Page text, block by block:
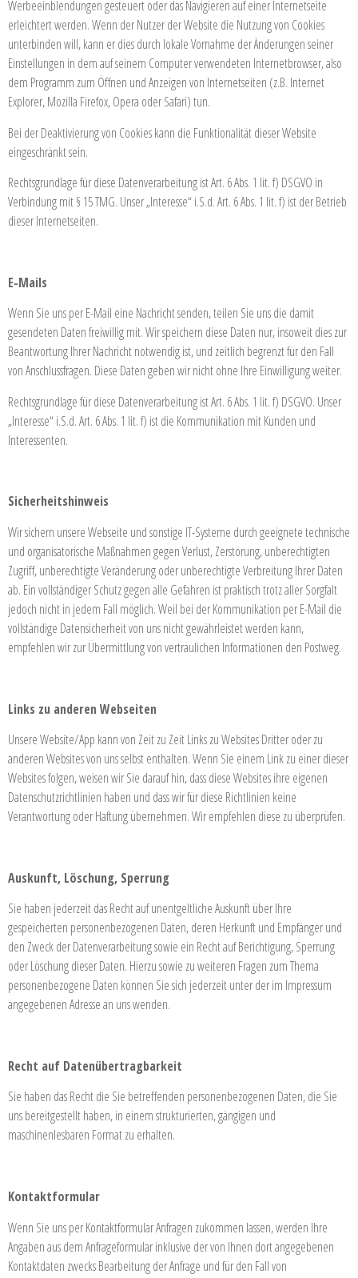
Werbeeinblendungen gesteuert oder das Navigieren auf einer Internetseite
erleichtert werden. Wenn der Nutzer der Website die Nutzung von Cookies
unterbinden will, kann er dies durch lokale Vornahme der Änderungen seiner
Einstellungen in dem auf seinem Computer verwendeten Internetbrowser, also
dem Programm zum Öffnen und Anzeigen von Internetseiten (z.B. Internet
Explorer, Mozilla Firefox, Opera oder Safari) tun.
Bei der Deaktivierung von Cookies kann die Funktionalität dieser Website
eingeschränkt sein.
Rechtsgrundlage für diese Datenverarbeitung ist Art. 6 Abs. 1 lit. f) DSGVO in
Verbindung mit § 15 TMG. Unser „Interesse“ i.S.d. Art. 6 Abs. 1 lit. f) ist der Betrieb
dieser Internetseiten.
E-Mails
Wenn Sie uns per E-Mail eine Nachricht senden, teilen Sie uns die damit
gesendeten Daten freiwillig mit. Wir speichern diese Daten nur, insoweit dies zur
Beantwortung Ihrer Nachricht notwendig ist, und zeitlich begrenzt für den Fall
von Anschlussfragen. Diese Daten geben wir nicht ohne Ihre Einwilligung weiter.
Rechtsgrundlage für diese Datenverarbeitung ist Art. 6 Abs. 1 lit. f) DSGVO. Unser
„Interesse“ i.S.d. Art. 6 Abs. 1 lit. f) ist die Kommunikation mit Kunden und
Interessenten.
Sicherheitshinweis
Wir sichern unsere Webseite und sonstige IT-Systeme durch geeignete technische
und organisatorische Maßnahmen gegen Verlust, Zerstörung, unberechtigten
Zugriff, unberechtigte Veränderung oder unberechtigte Verbreitung Ihrer Daten
ab. Ein vollständiger Schutz gegen alle Gefahren ist praktisch trotz aller Sorgfalt
jedoch nicht in jedem Fall möglich. Weil bei der Kommunikation per E-Mail die
vollständige Datensicherheit von uns nicht gewährleistet werden kann,
empfehlen wir zur Übermittlung von vertraulichen Informationen den Postweg.
Links zu anderen Webseiten
Unsere Website/App kann von Zeit zu Zeit Links zu Websites Dritter oder zu
anderen Websites von uns selbst enthalten. Wenn Sie einem Link zu einer dieser
Websites folgen, weisen wir Sie darauf hin, dass diese Websites ihre eigenen
Datenschutzrichtlinien haben und dass wir für diese Richtlinien keine
Verantwortung oder Haftung übernehmen. Wir empfehlen diese zu überprüfen.
Auskunft, Löschung, Sperrung
Sie haben jederzeit das Recht auf unentgeltliche Auskunft über Ihre
gespeicherten personenbezogenen Daten, deren Herkunft und Empfänger und
den Zweck der Datenverarbeitung sowie ein Recht auf Berichtigung, Sperrung
oder Löschung dieser Daten. Hierzu sowie zu weiteren Fragen zum Thema
personenbezogene Daten können Sie sich jederzeit unter der im Impressum
angegebenen Adresse an uns wenden.
Recht auf Datenübertragbarkeit
Sie haben das Recht die Sie betreffenden personenbezogenen Daten, die Sie
uns bereitgestellt haben, in einem strukturierten, gängigen und
maschinenlesbaren Format zu erhalten.
Kontaktformular
Wenn Sie uns per Kontaktformular Anfragen zukommen lassen, werden Ihre
Angaben aus dem Anfrageformular inklusive der von Ihnen dort angegebenen
Kontaktdaten zwecks Bearbeitung der Anfrage und für den Fall von